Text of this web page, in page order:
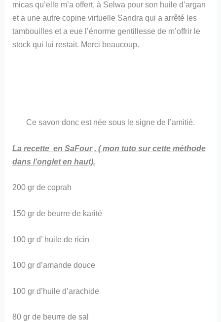
micas qu’elle m’a offert, à Selwa pour son huile d’argan
et a une autre copine virtuelle Sandra qui a arrêté les
tambouilles et a eue l’énorme gentillesse de m’offrir le
stock qui lui restait. Merci beaucoup.
Ce savon donc est née sous le signe de l’amitié.
La recette en SaFour , ( mon tuto sur cette méthode
dans l’onglet en haut).
200 gr de coprah
150 gr de beurre de karité
100 gr d’ huile de ricin
100 gr d’amande douce
100 gr d’huile d’arachide
80 gr de beurre de sal